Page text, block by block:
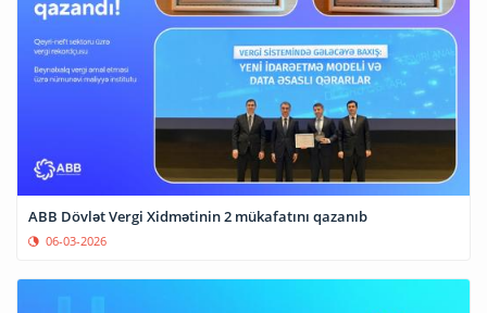
ABB Dövlət Vergi Xidmətinin 2 mükafatını qazanıb
06-03-2026